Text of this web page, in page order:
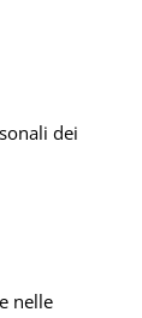
dei
nelle